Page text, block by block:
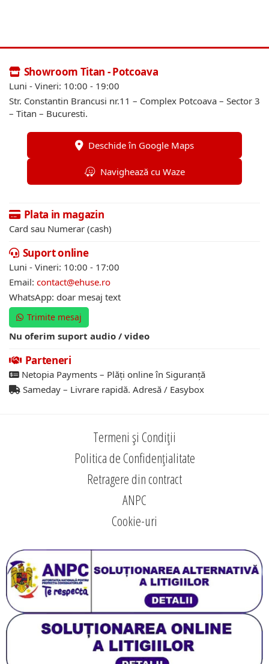
Showroom Titan - Potcoava
Luni - Vineri: 10:00 - 19:00
Str. Constantin Brancusi nr.11 – Complex Potcoava – Sector 3
– Titan – Bucuresti.
Deschide în Google Maps
Navighează cu Waze
Plata in magazin
Card sau Numerar (cash)
Suport online
Luni - Vineri: 10:00 - 17:00
Email: contact@ehuse.ro
WhatsApp: doar mesaj text
Trimite mesaj
Nu oferim suport audio / video
Parteneri
Netopia Payments – Plăți online în Siguranță
Sameday – Livrare rapidă. Adresă / Easybox
Termeni și Condiții
Politica de Confidențialitate
Retragere din contract
ANPC
Cookie-uri